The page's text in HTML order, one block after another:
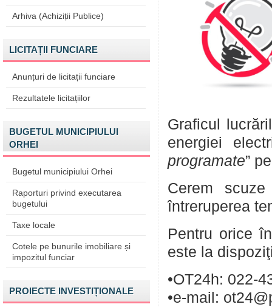
Arhiva (Achiziții Publice)
LICITAȚII FUNCIARE
Anunțuri de licitații funciare
Rezultatele licitațiilor
BUGETUL MUNICIPIULUI
ORHEI
Bugetul municipiului Orhei
Raporturi privind executarea
bugetului
Taxe locale
Cotele pe bunurile imobiliare și
impozitul funciar
PROIECTE INVESTIȚIONALE
Graficul
energiei
programate”
Cerem
întreruperea
Pentru orice
este la
•OT24h: 022-
•e-mail: